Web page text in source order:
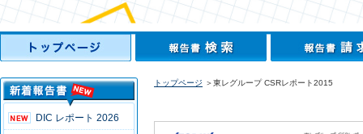
DIC レポート 2026
トップページ ＞東レグループ CSRレポート2015